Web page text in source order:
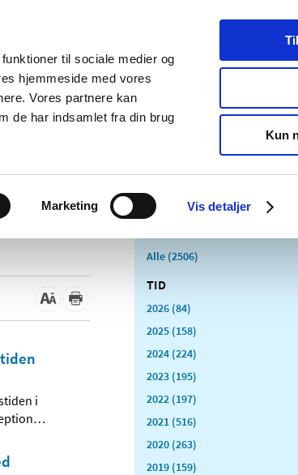
til sociale medier og
hjemmeside med vores
Vores partnere kan
de har indsamlet fra din brug
Marketing Vis detaljer
Kun
os Kontakt Udgivelser
salg af
Medicinsk
Særlige
produktområder
i
…
Alle (2506)
TID
2026 (84)
2025 (158)
2024 (224)
2023 (195)
2022 (197)
2021 (516)
2020 (263)
2019 (159)